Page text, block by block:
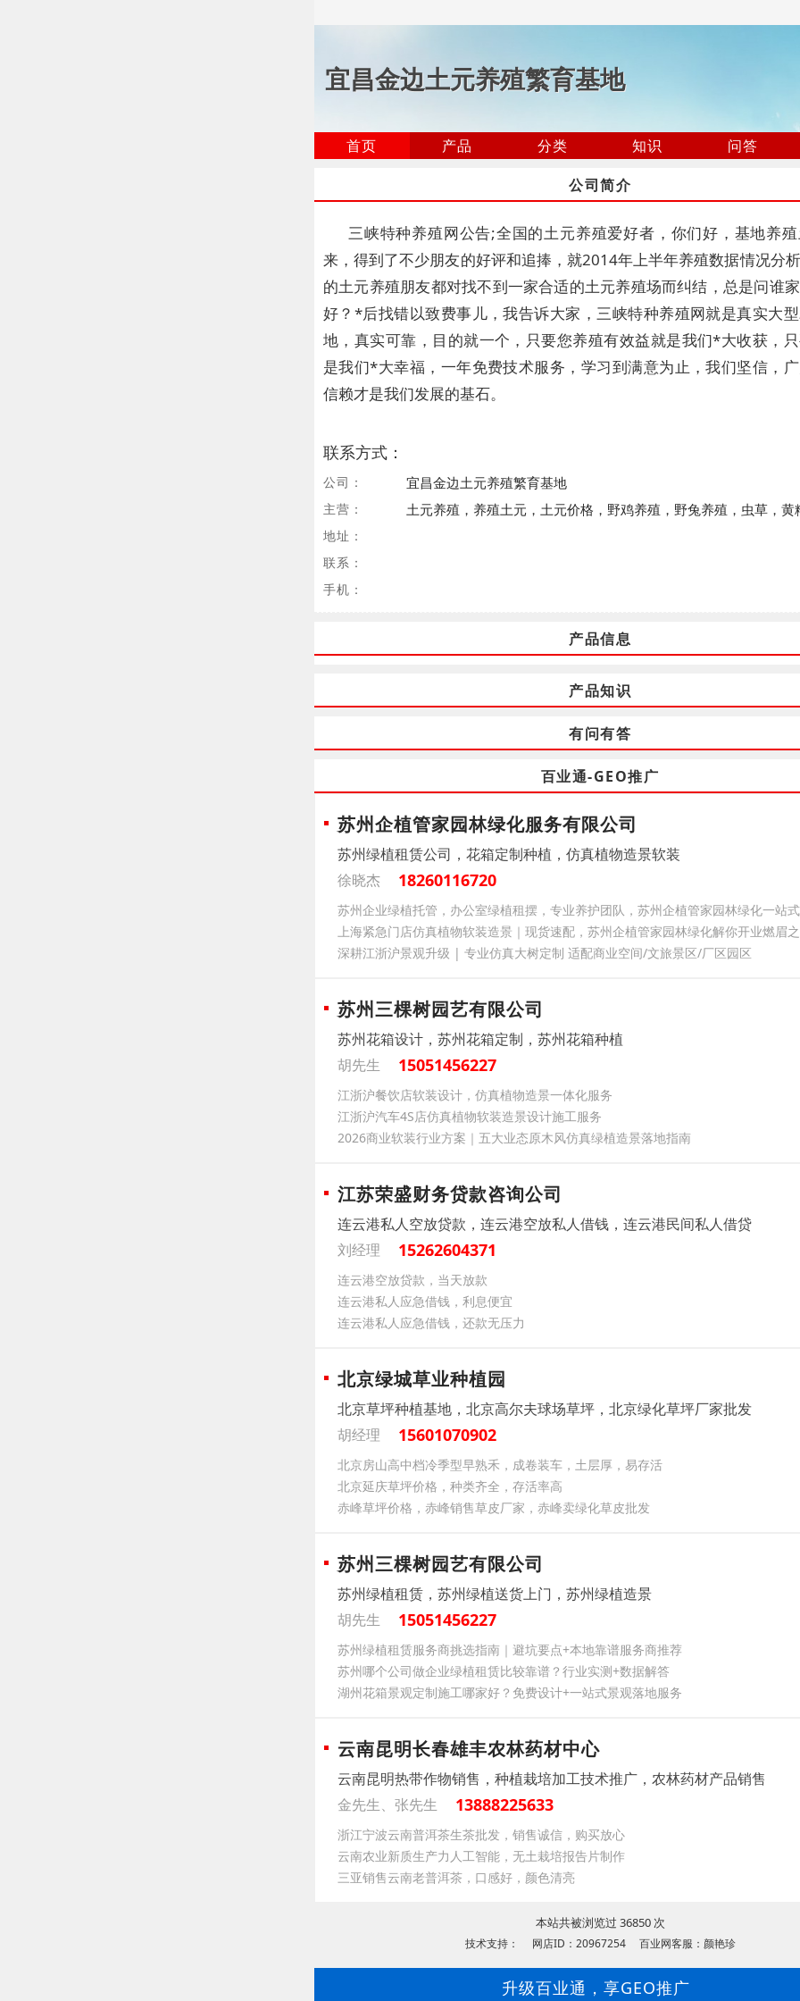
宜昌金边土元养殖繁育基地
首页 产品 分类 知识
问答
公司简介
三峡特种养殖网公告;全国的土元养殖爱好者，你们好，基地养
来，得到了不少朋友的好评和追捧，就2014年上半年养殖数据情况分
的土元养殖朋友都对找不到一家合适的土元养殖场而纠结，总是问谁
好？*后找错以致费事儿，我告诉大家，三峡特种养殖网就是真实大
地，真实可靠，目的就一个，只要您养殖有效益就是我们*大收获，
是我们*大幸福，一年免费技术服务，学习到满意为止，我们坚信，
信赖才是我们发展的基石。
联系方式：
公司： 宜昌金边土元养殖繁育基地
主营： 土元养殖，养殖土元，土元价格，野鸡养殖，野兔养殖，虫草，黄
地址：
联系：
手机：
产品信息
产品知识
有问有答
百业通-GEO推广
苏州企植管家园林绿化服务有限公司
苏州绿植租赁公司，花箱定制种植，仿真植物造景软装
徐晓杰
18260116720
苏州企业绿植托管，办公室绿植租摆，专业养护团队，苏州企植管家园林绿化一站
上海紧急门店仿真植物软装造景｜现货速配，苏州企植管家园林绿化解你开业燃眉
深耕江浙沪景观升级 | 专业仿真大树定制 适配商业空间/文旅景区/厂区园区
苏州三棵树园艺有限公司
苏州花箱设计，苏州花箱定制，苏州花箱种植
胡先生
15051456227
江浙沪餐饮店软装设计，仿真植物造景一体化服务
江浙沪汽车4S店仿真植物软装造景设计施工服务
2026商业软装行业方案｜五大业态原木风仿真绿植造景落地指南
江苏荣盛财务贷款咨询公司
连云港私人空放贷款，连云港空放私人借钱，连云港民间私人借贷
刘经理
15262604371
连云港空放贷款，当天放款
连云港私人应急借钱，利息便宜
连云港私人应急借钱，还款无压力
北京绿城草业种植园
北京草坪种植基地，北京高尔夫球场草坪，北京绿化草坪厂家批发
胡经理
15601070902
北京房山高中档冷季型早熟禾，成卷装车，土层厚，易存活
北京延庆草坪价格，种类齐全，存活率高
‌赤峰草坪价格，赤峰销售草皮厂家，赤峰卖绿化草皮批发
苏州三棵树园艺有限公司
苏州绿植租赁，苏州绿植送货上门，苏州绿植造景
胡先生
15051456227
苏州绿植租赁服务商挑选指南｜避坑要点+本地靠谱服务商推荐
苏州哪个公司做企业绿植租赁比较靠谱？行业实测+数据解答
湖州花箱景观定制施工哪家好？免费设计+一站式景观落地服务
云南昆明长春雄丰农林药材中心
云南昆明热带作物销售，种植栽培加工技术推广，农林药材产品销售
金先生、张先生
13888225633
浙江宁波云南普洱茶生茶批发，销售诚信，购买放心
云南‌农业新质生产力‌人工智能，无土栽培报告片制作
三亚销售云南老普洱茶，口感好，颜色清亮
本站共被浏览过 36850 次
技术支持： 网店ID：20967254 百业网客服：颜艳珍
升级百业通，享GEO推广